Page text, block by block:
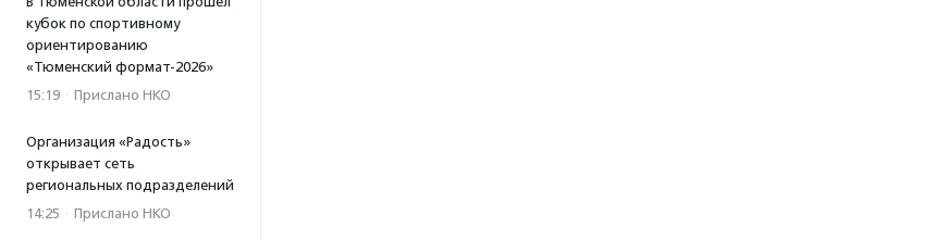
кубок по спортивному
ориентированию
«Тюменский формат-2026»
15:19 · Прислано НКО
Организация «Радость»
открывает сеть
региональных подразделений
14:25 · Прислано НКО